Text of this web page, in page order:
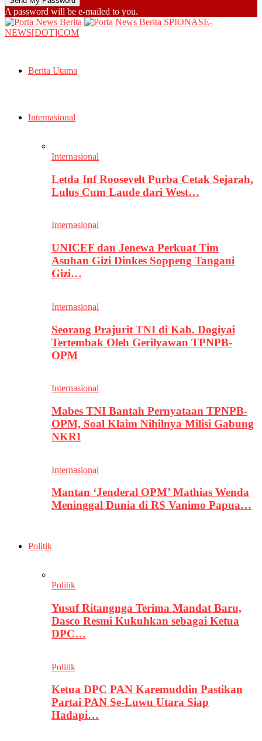
A password will be e-mailed to you.
SPIONASE-
NEWS[DOT]COM
Berita Utama
Internasional
Internasional
Letda Inf Roosevelt Purba Cetak Sejarah,
Lulus Cum Laude dari West…
Internasional
UNICEF dan Jenewa Perkuat Tim
Asuhan Gizi Dinkes Soppeng Tangani
Gizi…
Internasional
Seorang Prajurit TNI di Kab. Dogiyai
Tertembak Oleh Gerilyawan TPNPB-
OPM
Internasional
Mabes TNI Bantah Pernyataan TPNPB-
OPM, Soal Klaim Nihilnya Milisi Gabung
NKRI
Internasional
Mantan ‘Jenderal OPM’ Mathias Wenda
Meninggal Dunia di RS Vanimo Papua…
Politik
Politik
Yusuf Ritangnga Terima Mandat Baru,
Dasco Resmi Kukuhkan sebagai Ketua
DPC…
Politik
Ketua DPC PAN Karemuddin Pastikan
Partai PAN Se-Luwu Utara Siap
Hadapi…